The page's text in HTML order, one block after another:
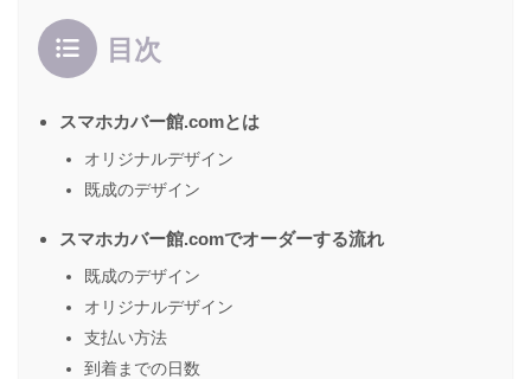
目次
スマホカバー館.comとは
オリジナルデザイン
既成のデザイン
スマホカバー館.comでオーダーする流れ
既成のデザイン
オリジナルデザイン
支払い方法
到着までの日数